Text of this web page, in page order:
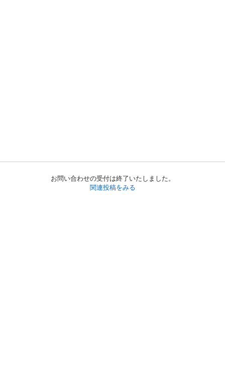
お問い合わせの受付は終了いたしました。
関連投稿をみる